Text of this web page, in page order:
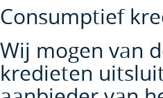
Consumptief
Wij mogen van
kredieten